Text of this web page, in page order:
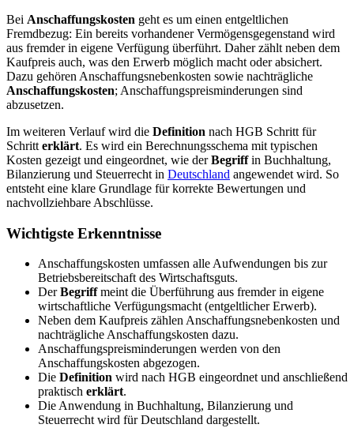
Bei Anschaffungskosten geht es um einen entgeltlichen
Fremdbezug: Ein bereits vorhandener Vermögensgegenstand wird
aus fremder in eigene Verfügung überführt. Daher zählt neben dem
Kaufpreis auch, was den Erwerb möglich macht oder absichert.
Dazu gehören Anschaffungsnebenkosten sowie nachträgliche
Anschaffungskosten; Anschaffungspreisminderungen sind
abzusetzen.
Im weiteren Verlauf wird die Definition nach HGB Schritt für
Schritt erklärt. Es wird ein Berechnungsschema mit typischen
Kosten gezeigt und eingeordnet, wie derBegriffin Buchhaltung,
Bilanzierung und Steuerrecht in Deutschland angewendet wird. So
entsteht eine klare Grundlage für korrekte Bewertungen und
nachvollziehbare Abschlüsse.
Wichtigste Erkenntnisse
Anschaffungskosten umfassen alle Aufwendungen bis zur
Betriebsbereitschaft des Wirtschaftsguts.
DerBegriffmeint die Überführung aus fremder in eigene
wirtschaftliche Verfügungsmacht (entgeltlicher Erwerb).
Neben dem Kaufpreis zählen Anschaffungsnebenkosten und
nachträgliche Anschaffungskosten dazu.
Anschaffungspreisminderungen werden von den
Anschaffungskosten abgezogen.
Die Definition wird nach HGB eingeordnet und anschließend
praktisch erklärt.
Die Anwendung in Buchhaltung, Bilanzierung und
Steuerrecht wird für Deutschland dargestellt.